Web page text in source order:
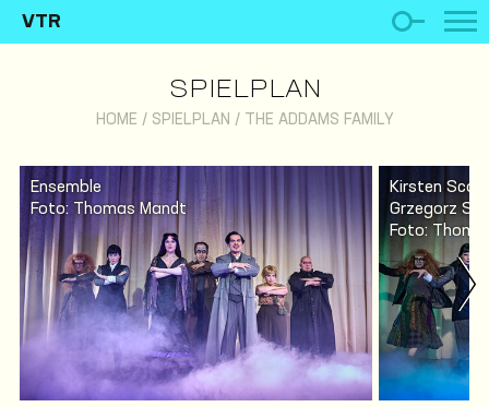
VTR
SPIELPLAN
HOME / SPIELPLAN / THE ADDAMS FAMILY
Ensemble
Foto: Thomas Mandt
Kirsten
Grzegorz
Foto: